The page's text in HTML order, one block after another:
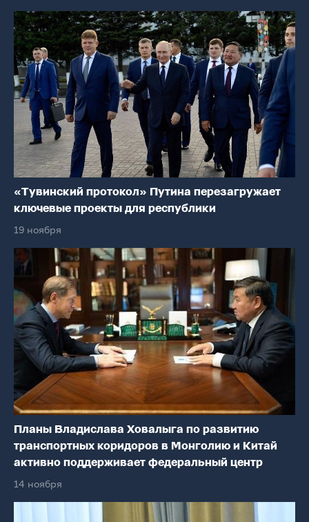
«Тувинский протокол» Путина перезагружает
ключевые проекты для республики
19 ноября
Планы Владислава Ховалыга по развитию
транспортных коридоров в Монголию и Китай
активно поддерживает федеральный центр
14 ноября